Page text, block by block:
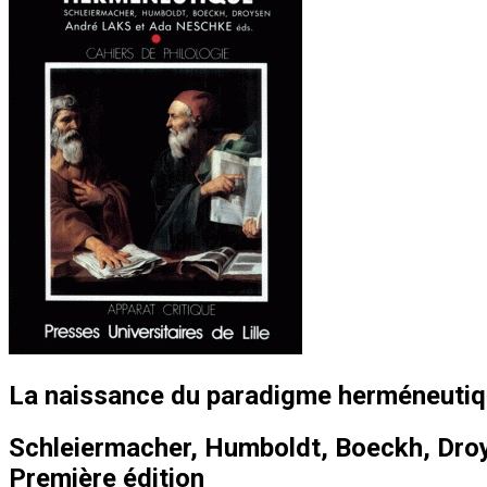
La naissance du paradigme
Schleiermacher, Humboldt, Boeckh,
Première édition